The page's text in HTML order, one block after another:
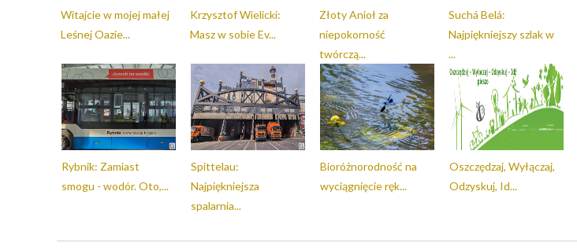
Witajcie w mojej małej
Leśnej Oazie...
Krzysztof Wielicki:
Masz w sobie Ev...
Złoty Anioł za
niepokorność
twórczą...
Suchá Belá:
Najpiękniejszy szlak w
...
Rybnik: Zamiast
smogu - wodór. Oto,...
Spittelau:
Najpiękniejsza
spalarnia...
Bioróżnorodność na
wyciągnięcie ręk...
Oszczędzaj, Wyłączaj,
Odzyskuj, Id...